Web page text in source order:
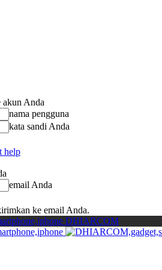
akun Anda
nama pengguna
kata sandi Anda
help
email Anda
ke email Anda.
DHIARCOM